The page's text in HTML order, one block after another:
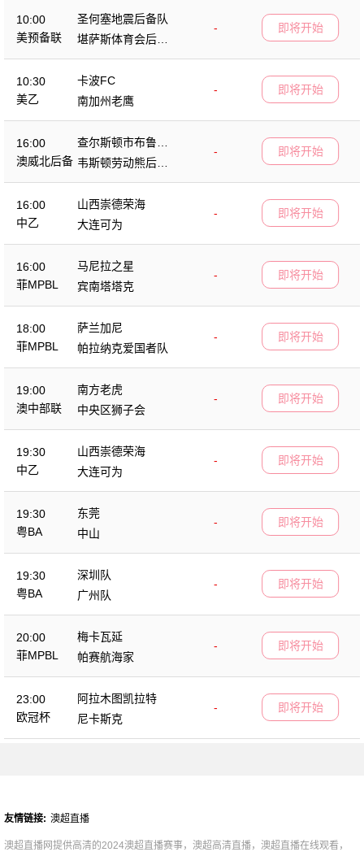
10:00
美预备联
圣何塞地震后备队
-
堪萨斯体育会后备
队
即将开始
10:30
美乙
卡波FC
-
南加州老鹰
即将开始
16:00
澳威北后备
查尔斯顿市布鲁斯
后备队
-
韦斯顿劳动熊后备
队
即将开始
16:00
中乙
山西崇德荣海
-
大连可为
即将开始
16:00
菲MPBL
马尼拉之星
-
宾南塔塔克
即将开始
18:00
菲MPBL
萨兰加尼
-
帕拉纳克爱国者队
即将开始
19:00
澳中部联
南方老虎
-
中央区狮子会
即将开始
19:30
中乙
山西崇德荣海
-
大连可为
即将开始
19:30
粤BA
东莞
-
中山
即将开始
19:30
粤BA
深圳队
-
广州队
即将开始
20:00
菲MPBL
梅卡瓦延
-
帕赛航海家
即将开始
23:00
欧冠杯
阿拉木图凯拉特
-
尼卡斯克
即将开始
友情链接: 澳超直播
澳超直播网提供高清的2024澳超直播赛事，澳超高清直播，澳超直播在线观看，